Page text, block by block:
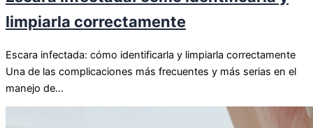
limpiarla correctamente
Escara infectada: cómo identificarla y limpiarla correctamente
Una de las complicaciones más frecuentes y más serias en el
manejo de...